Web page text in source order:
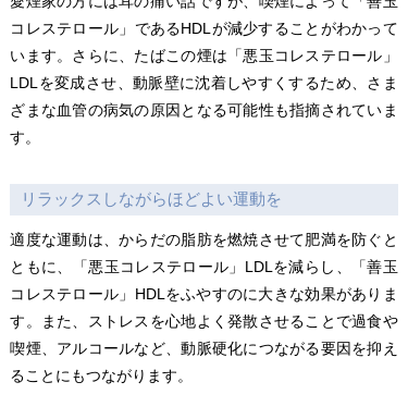
コレステロール」であるHDLが減少することがわかって
います。さらに、たばこの煙は「悪玉コレステロール」
LDLを変成させ、動脈壁に沈着しやすくするため、さま
ざまな血管の病気の原因となる可能性も指摘されていま
す。
リラックスしながらほどよい運動を
適度な運動は、からだの脂肪を燃焼させて肥満を防ぐと
ともに、「悪玉コレステロール」LDLを減らし、「善玉
コレステロール」HDLをふやすのに大きな効果がありま
す。また、ストレスを心地よく発散させることで過食や
喫煙、アルコールなど、動脈硬化につながる要因を抑え
ることにもつながります。